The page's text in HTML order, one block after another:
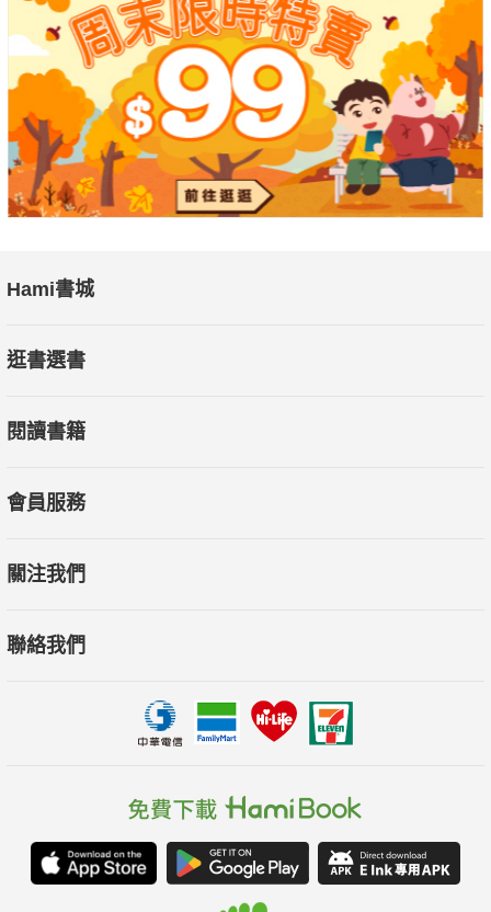
‧勝出關鍵不只比誰的技術更先進，更要比誰最快找出全新
的技術應用。
‧商業模式利眾比利己更具優勢，Lyft打造對司機與乘客更
友善的服務，迎頭趕上Uber；亞馬遜要營造用戶、員工、業主共
榮的商業生態才能在市場稱霸；微軟從專有軟體走向開放互利而
浴火重生。
‧隨需經濟崛起有利民生，除了專屬司機、專人照護、私人
標正引導Google等知名企業致力於創造價值，而不是從中獲利。
‧回歸以人為本，機器生產的東西會愈來愈便宜，人還有很
用全新的眼光看待現在，思考科技重塑生活的核心本質，
全球重要意見領袖一致推薦
李開復｜創新工場董事長、
Hami書城
逛書選書
閱讀書籍
會員服務
關注我們
聯絡我們